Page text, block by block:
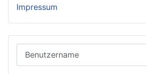
Impressum